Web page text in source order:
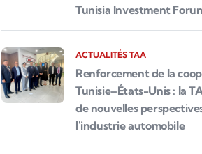
Tunisia Investment
ACTUALITÉS TAA
Renforcement de la
Tunisie–États-Unis : la
de nouvelles
l'industrie automobile